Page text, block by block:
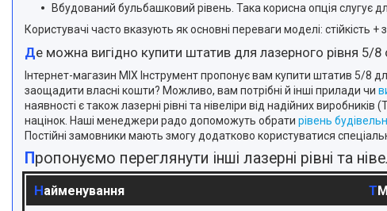
Вбудований бульбашковий рівень. Така корисна опція слугує
Користувачі часто вказують як основні переваги моделі:
Де можна вигідно купити штатив для лазерного рівня 5/8
Інтернет-магазин MIX Інструмент пропонує вам купити штатив 5/8
заощадити власні кошти? Можливо, вам потрібні й інші прилади чи
наявності є також лазерні рівні та нівеліри від надійних
націнок. Наші менеджери радо допоможуть обрати рівень
Постійні замовники мають змогу додатково користуватися
Пропонуємо переглянути інші лазерні рівні та
Найменування ТМ